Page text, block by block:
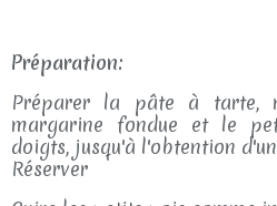
Préparation:
Préparer la pâte à tarte,
margarine fondue et le
doigts, jusqu'à l'obtention
Réserver